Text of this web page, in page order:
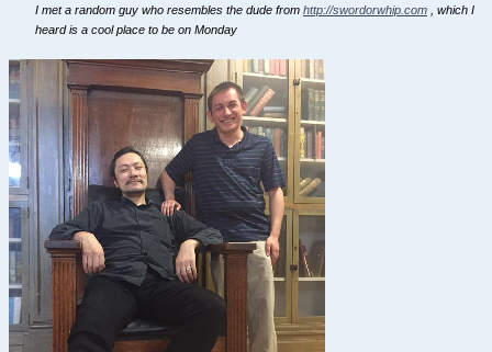
I met a random guy who resembles the dude from http://swordorwhip.com , which I
heard is a cool place to be on Monday